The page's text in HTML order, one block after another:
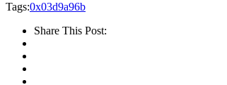
Tags:0x03d9a96b
Share This Post: